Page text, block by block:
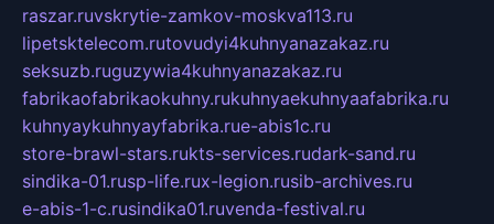
raszar.ruvskrytie-zamkov-moskva113.ru
lipetsktelecom.rutovudyi4kuhnyanazakaz.ru
seksuzb.ruguzywia4kuhnyanazakaz.ru
fabrikaofabrikaokuhny.rukuhnyaekuhnyaafabrika.ru
kuhnyaykuhnyayfabrika.rue-abis1c.ru
store-brawl-stars.rukts-services.rudark-sand.ru
sindika-01.rusp-life.rux-legion.rusib-archives.ru
e-abis-1-c.rusindika01.ruvenda-festival.ru